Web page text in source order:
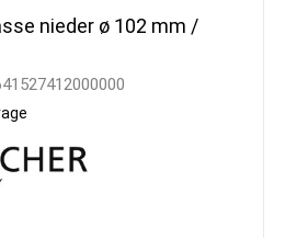
nieder ø 102 mm /